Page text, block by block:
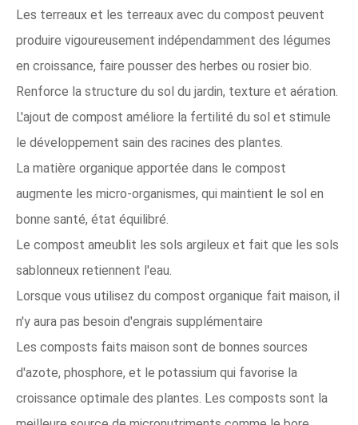
Les terreaux et les terreaux avec du compost peuvent
produire vigoureusement indépendamment des légumes
en croissance, faire pousser des herbes ou rosier bio.
Renforce la structure du sol du jardin, texture et aération.
L'ajout de compost améliore la fertilité du sol et stimule
le développement sain des racines des plantes.
La matière organique apportée dans le compost
augmente les micro-organismes, qui maintient le sol en
bonne santé, état équilibré.
Le compost ameublit les sols argileux et fait que les sols
sablonneux retiennent l'eau.
Lorsque vous utilisez du compost organique fait maison, il
n'y aura pas besoin d'engrais supplémentaire
Les composts faits maison sont de bonnes sources
d'azote, phosphore, et le potassium qui favorise la
croissance optimale des plantes. Les composts sont la